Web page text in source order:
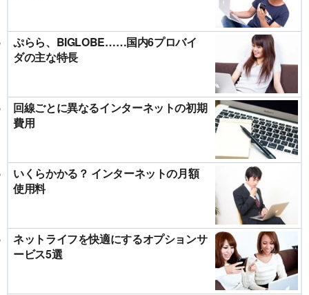
ぷらら、BIGLOBE……国内6プロバイ
ダの主な特長
回線ごとに異なるインターネットの初期
費用
いくらかかる？ インターネットの月額
使用料
ネットライフを快適にするオプションサ
ービス5選